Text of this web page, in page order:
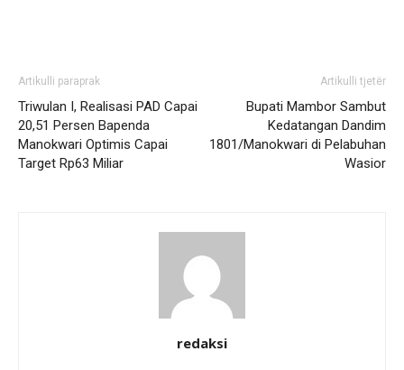
Artikulli paraprak
Triwulan I, Realisasi PAD Capai
20,51 Persen Bapenda
Manokwari Optimis Capai
Target Rp63 Miliar
Artikulli tjetër
Bupati Mambor Sambut
Kedatangan Dandim
1801/Manokwari di Pelabuhan
Wasior
redaksi